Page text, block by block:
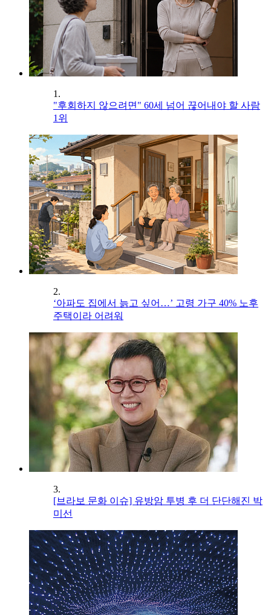
1.
"후회하지 않으려면" 60세 넘어 끊어내야 할 사람
1위
2.
‘아파도 집에서 늙고 싶어…’ 고령 가구 40% 노후
주택이라 어려워
3.
[브라보 문화 이슈] 유방암 투병 후 더 단단해진 박
미선